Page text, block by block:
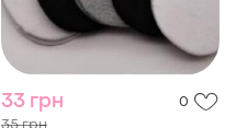
33 грн 0
35 грн